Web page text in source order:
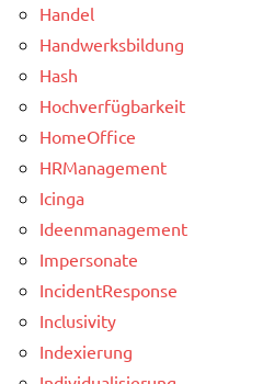
Handel
Handwerksbildung
Hash
Hochverfügbarkeit
HomeOffice
HRManagement
Icinga
Ideenmanagement
Impersonate
IncidentResponse
Inclusivity
Indexierung